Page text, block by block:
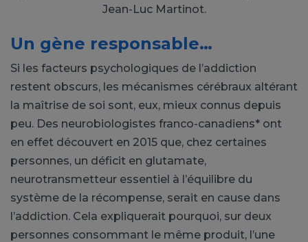
Jean-Luc Martinot.
Un gène responsable…
Si les facteurs psychologiques de l’addiction
restent obscurs, les mécanismes cérébraux altérant
la maîtrise de soi sont, eux, mieux connus depuis
peu. Des neurobiologistes franco-canadiens* ont
en effet découvert en 2015 que, chez certaines
personnes, un déficit en glutamate,
neurotransmetteur essentiel à l’équilibre du
système de la récompense, serait en cause dans
l’addiction. Cela expliquerait pourquoi, sur deux
personnes consommant le même produit, l’une